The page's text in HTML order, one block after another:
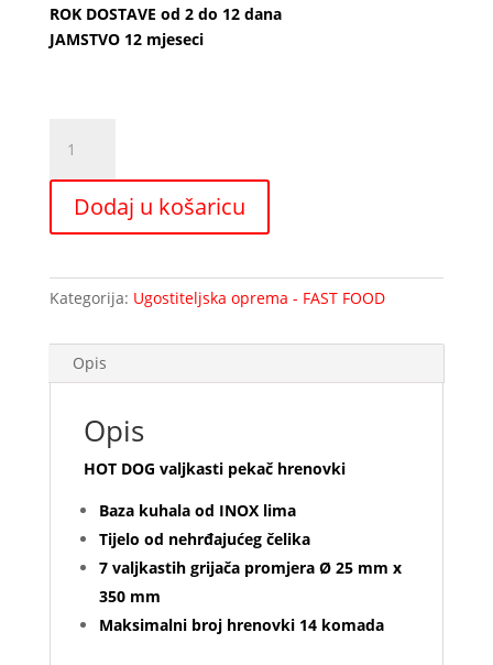
ROK DOSTAVE od 2 do 12 dana
JAMSTVO 12 mjeseci
dog
rollgrill
valjaka
RG7
količina
Dodaj u košaricu
Kategorija: Ugostiteljska oprema - FAST FOOD
Opis
Opis
HOT DOG valjkasti pekač hrenovki
Baza kuhala od INOX lima
Tijelo od nehrđajućeg čelika
7 valjkastih grijača promjera Ø 25 mm x
350 mm
Maksimalni broj hrenovki 14 komada